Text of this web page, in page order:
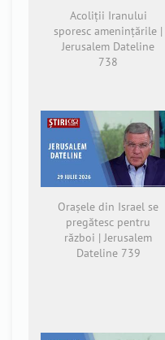
Acoliții Iranului
sporesc amenințările |
Jerusalem Dateline
738
Orașele din Israel se
pregătesc pentru
război | Jerusalem
Dateline 739